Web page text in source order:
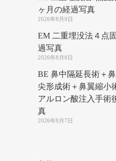
ヶ月の経過写真
2026年8月9日
EM 二重埋没法４点
過写真
2026年8月8日
BE 鼻中隔延長術＋
尖形成術＋鼻翼縮小
アルロン酸注入手術
真
2026年8月7日